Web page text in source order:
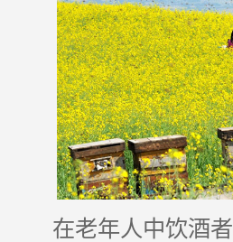
在老年人中饮酒